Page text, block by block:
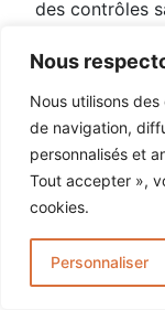
Nous
Nous utilisons
de navigation,
personnalisés et
Tout accepter »,
cookies.
Personnaliser
des contrôles
de
mon
cuisine
Pour un trafic
service est
dernière
élévateurs ou